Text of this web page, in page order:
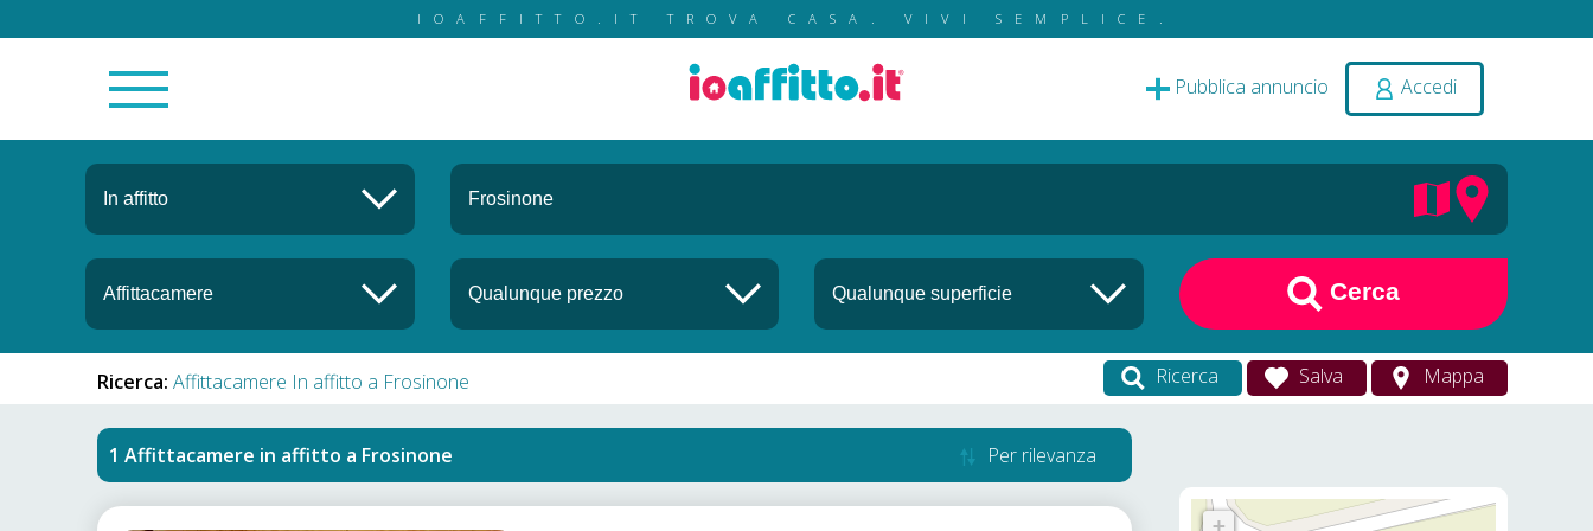
IOAFFITTO.IT TROVA CASA. VIVI SEMPLICE.
Pubblica annuncio Accedi
Cerca
Ricerca: Affittacamere In affitto a Frosinone Ricerca Salva Mappa
Affittacamere in affitto a Frosinone Per rilevanza
+